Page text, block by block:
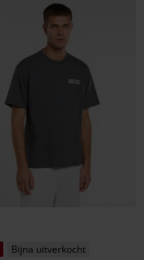
Bijna uitverkocht